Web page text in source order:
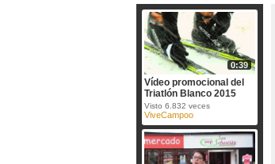
0:39
Vídeo promocional del
Triatlón Blanco 2015
Visto 6.832 veces
ViveCampoo